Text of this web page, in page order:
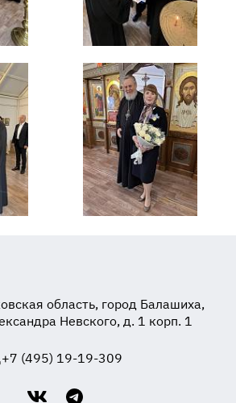
область, город Балашиха,
Невского, д. 1 корп. 1
+7 (495) 19-19-309